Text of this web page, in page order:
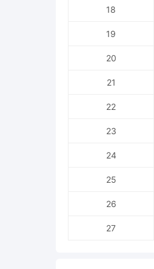
18
19
20
21
22
23
24
25
26
27